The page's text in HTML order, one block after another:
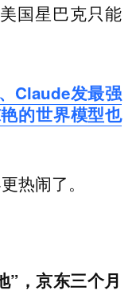
国星巴克只能
Claude发最强
的世界模型也
热闹了。
”，京东三个月